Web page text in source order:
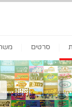
סרטים